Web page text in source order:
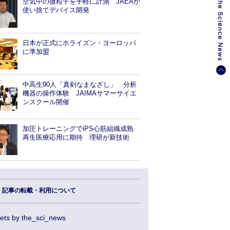
使い捨てデバイス開発
日本が正式にホライズン・ヨーロッパ
に準加盟
中高生90人「真剣なまなざし」 分析
機器の操作体験 JAIMAサマーサイエ
ンスクール開催
加圧トレーニングでiPS心筋組織成熟
再生医療応用に期待 理研が新技術
記事の転載・利用について
by the_sci_news